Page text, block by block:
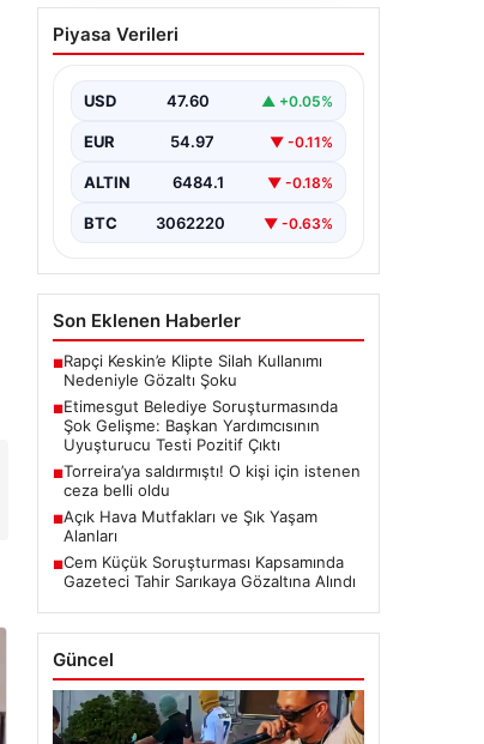
Etimesgut Belediye
Soruşturmasında Şok
Yardımcısının
Uyuşturucu Testi Pozitif
Etimesgut Belediyesi’nde
yeni ve çarpıcı iddialarla gündeme
Piyasa Verileri
USD 47.60 ▲ +0.05%
EUR 54.97 ▼ -0.11%
ALTIN 6484.1 ▼ -0.18%
BTC 3062220 ▼ -0.63%
Son Eklenen Haberler
■Rapçi Keskin’e Klipte Silah Kullanımı
Nedeniyle Gözaltı Şoku
■Etimesgut Belediye Soruşturmasında
Şok Gelişme: Başkan Yardımcısının
Uyuşturucu Testi Pozitif Çıktı
■Torreira’ya saldırmıştı! O kişi için istenen
ceza belli oldu
■Açık Hava Mutfakları ve Şık Yaşam
Alanları
■Cem Küçük Soruşturması Kapsamında
Gazeteci Tahir Sarıkaya Gözaltına Alındı
Güncel